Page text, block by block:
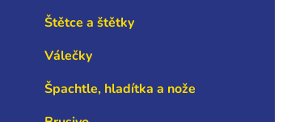
Štětce a štětky
Válečky
Špachtle, hladítka a nože